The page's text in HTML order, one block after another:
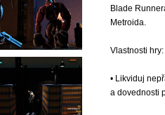
Blade
Metroida.
Vlastnosti hry:
• Likviduj
a dovednosti